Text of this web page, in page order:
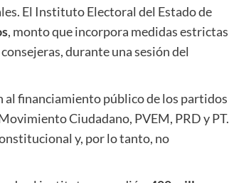
El Instituto Electoral del Estado de
, monto que incorpora medidas estrictas
durante una sesión del
al financiamiento público de los partidos
Ciudadano, PVEM, PRD y PT.
y, por lo tanto, no